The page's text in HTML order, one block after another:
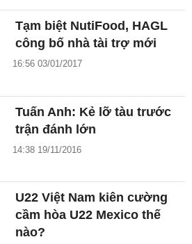
Tạm biệt NutiFood, HAGL
công bố nhà tài trợ mới
16:56 03/01/2017
Tuấn Anh: Kẻ lỡ tàu trước
trận đánh lớn
14:38 19/11/2016
U22 Việt Nam kiên cường
cầm hòa U22 Mexico thế
nào?